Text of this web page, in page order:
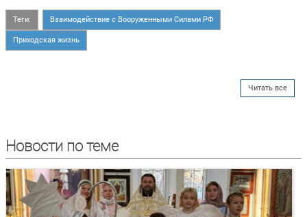
Теги: Взаимодействие с Вооруженными Силами РФ
Приходская жизнь
Читать все
Новости по теме